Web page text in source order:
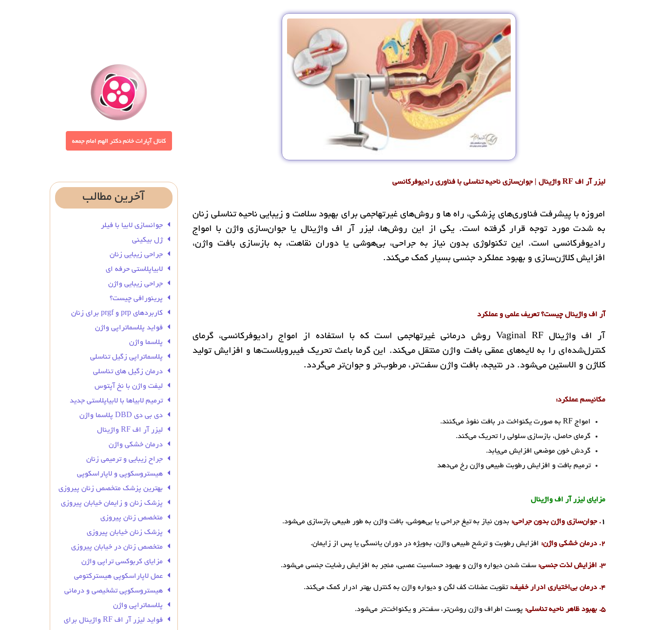
لیزر آر اف RF واژینال | جوان‌سازی ناحیه تناسلی با فناوری رادیوفرکانسی
امروزه با پیشرفت فناوری‌های پزشکی، راه ها و روش‌های غیرتهاجمی برای بهبود سلامت و زیبایی ناحیه تناسلی زنان
به شدت مورد توجه قرار گرفته‌ است. یکی از این روش‌ها، لیزر آر اف واژینال یا جوان‌سازی واژن با امواج
رادیوفرکانسی است. این تکنولوژی بدون نیاز به جراحی، بی‌هوشی یا دوران نقاهت، به بازسازی بافت واژن،
افزایش کلاژن‌سازی و بهبود عملکرد جنسی بسیار کمک می‌کند.
آر اف واژینال چیست؟ تعریف علمی و عملکرد
آر اف واژینال Vaginal RF روش درمانی غیرتهاجمی است که با استفاده از امواج رادیوفرکانسی، گرمای
کنترل‌شده‌ای را به لایه‌های عمقی بافت واژن منتقل می‌کند. این گرما باعث تحریک فیبروبلاست‌ها و افزایش تولید
کلاژن و الاستین می‌شود. در نتیجه، بافت واژن سفت‌تر، مرطوب‌تر و جوان‌تر می‌گردد.
مکانیسم عملکرد:
امواج RF به صورت یکنواخت در بافت نفوذ می‌کنند.
گرمای حاصل، بازسازی سلولی را تحریک می‌کند.
گردش خون موضعی افزایش می‌یابد.
ترمیم بافت و افزایش رطوبت طبیعی واژن رخ می‌دهد
مزایای لیزر آر اف واژینال
۱. جوان‌سازی واژن بدون جراحی: بدون نیاز به تیغ جراحی یا بی‌هوشی، بافت واژن به طور طبیعی بازسازی می‌شود.
۲. درمان خشکی واژن: افزایش رطوبت و ترشح طبیعی واژن، به‌ویژه در دوران یائسگی یا پس از زایمان.
۳. افزایش لذت جنسی: سفت شدن دیواره واژن و بهبود حساسیت عصبی، منجر به افزایش رضایت جنسی می‌شود.
۴. درمان بی‌اختیاری ادرار خفیف: تقویت عضلات کف لگن و دیواره واژن به کنترل بهتر ادرار کمک می‌کند.
۵. بهبود ظاهر ناحیه تناسلی: پوست اطراف واژن روشن‌تر، سفت‌تر و یکنواخت‌تر می‌شود.
آخرین مطالب
جوانسازی لابیا با فیلر
ژل بیکینی
جراحی زیبایی زنان
لابیاپلاستی حرفه ای
جراحی زیبایی واژن
پرینورافی چیست؟
کاربردهای prp و prgf برای زنان
فواید پلاسماتراپی واژن
پلاسما واژن
پلاسماتراپی زگیل تناسلی
درمان زگیل‌ های تناسلی
لیفت واژن با نخ آپتوس
ترمیم لابیاها با لابیاپلاستی جدید
دی بی دی DBD پلاسما واژن
لیزر آر اف RF واژینال
درمان خشکی واژن
جراح زیبایی و ترمیمی زنان
هیستروسکوپی و لاپاراسکوپی
بهترین پزشک متخصص زنان پیروزی
پزشک زنان و زایمان خیابان پیروزی
متخصص زنان پیروزی
پزشک زنان خیابان پیروزی
متخصص زنان در خیابان پیروزی
مزایای کربوکسی تراپی واژن
عمل لاپاراسکوپی هیسترکتومی
هیستروسکوپی تشخیصی و درمانی
پلاسماتراپی واژن
فواید لیزر آر اف RF واژینال برای